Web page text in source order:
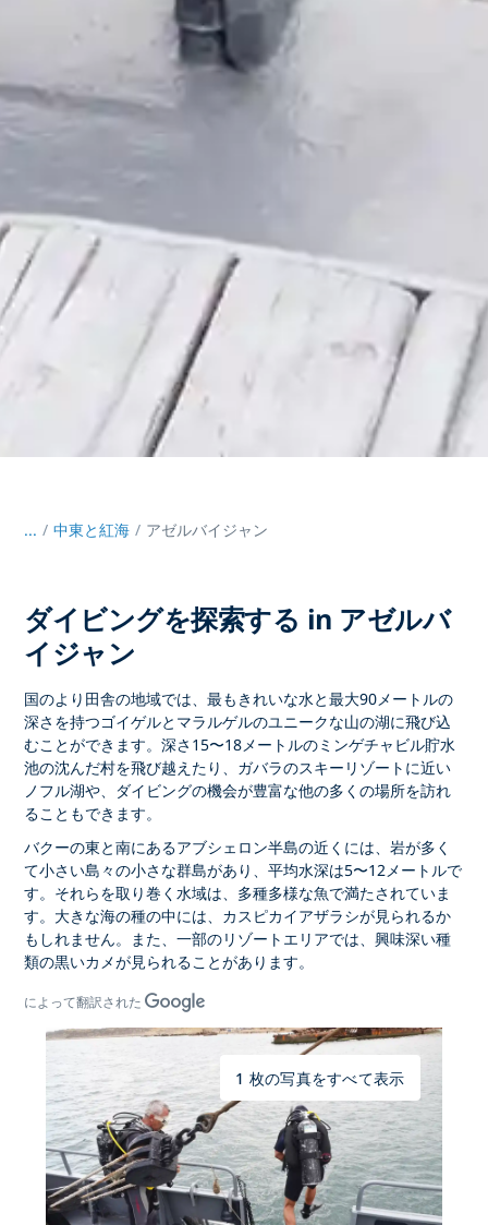
... / 中東と紅海 アゼルバイジャン
ダイビングを探索する in アゼルバ
イジャン
国のより田舎の地域では、最もきれいな水と最大90メートルの
深さを持つゴイゲルとマラルゲルのユニークな山の湖に飛び込
むことができます。深さ15〜18メートルのミンゲチャビル貯水
池の沈んだ村を飛び越えたり、ガバラのスキーリゾートに近い
ノフル湖や、ダイビングの機会が豊富な他の多くの場所を訪れ
ることもできます。
バクーの東と南にあるアブシェロン半島の近くには、岩が多く
て小さい島々の小さな群島があり、平均水深は5〜12メートルで
す。それらを取り巻く水域は、多種多様な魚で満たされていま
す。大きな海の種の中には、カスピカイアザラシが見られるか
もしれません。また、一部のリゾートエリアでは、興味深い種
類の黒いカメが見られることがあります。
によって翻訳された
1 枚の写真をすべて表示